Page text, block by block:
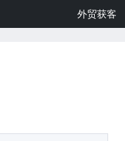
外贸获客